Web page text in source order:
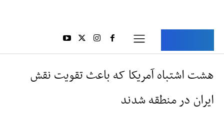
هشت اشتباه آمریکا که باعث تقویت نقش
ایران در منطقه شدند